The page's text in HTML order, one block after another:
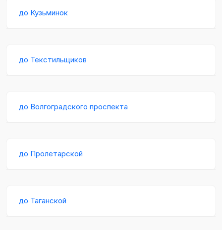
до Кузьминок
до Текстильщиков
до Волгоградского проспекта
до Пролетарской
до Таганской